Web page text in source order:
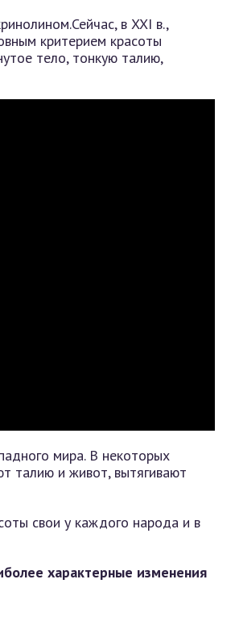
в XXI в.,
критерием красоты
тело, тонкую талию,
мира. В некоторых
талию и живот, вытягивают
свои у каждого народа и в
характерные изменения